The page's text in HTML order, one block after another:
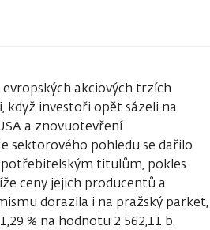
akciových trzích
když investoři opět sázeli na
a znovuotevření
sektorového pohledu se dařilo
titulům, pokles
ceny jejich producentů a
dorazila i na pražský parket,
% na hodnotu 2 562,11 b.